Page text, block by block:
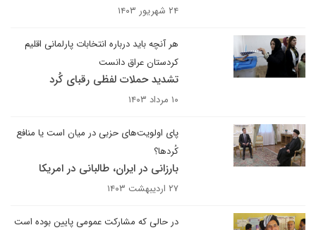
۲۴ شهریور ۱۴۰۳
هر آنچه باید درباره انتخابات پارلمانی اقلیم
کردستان عراق دانست
تشدید حملات لفظی رقبای کُرد
۱۰ مرداد ۱۴۰۳
پای اولویت‌های حزبی در میان است یا منافع
کُردها؟
بارزانی در ایران، طالبانی در امریکا
۲۷ اردیبهشت ۱۴۰۳
در حالی که مشارکت عمومی پایین بوده است